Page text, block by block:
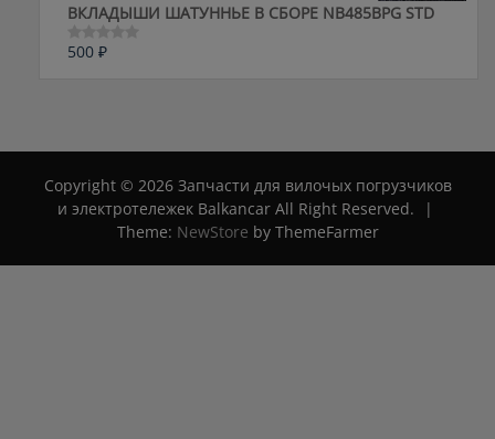
ВКЛАДЫШИ ШАТУННЬЕ В СБОРЕ NB485BPG STD
Оценка
500 ₽
Copyright © 2026 Запчасти для вилочых погрузчиков
и электротележек Balkancar All Right Reserved.
|
Theme: NewStore by ThemeFarmer